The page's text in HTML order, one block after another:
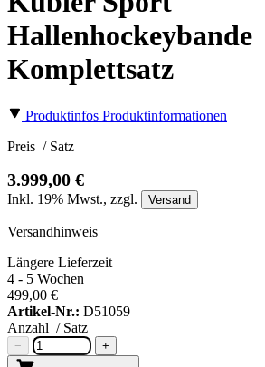
Hallenhockeybande
Komplettsatz
Produktinfos Produktinformationen
Preis / Satz
3.999,00 €
Inkl. 19% Mwst., zzgl. Versand
Versandhinweis
Längere Lieferzeit
4 - 5 Wochen
499,00 €
Artikel-Nr.: D51059
Anzahl / Satz
− +